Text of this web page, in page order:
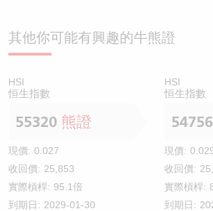
其他你可能有興趣的牛熊證
HSI
恒生指數
55320 熊證
現價: 0.027
收回價: 25,853
實際槓桿: 95.1倍
到期日: 2029-01-30
HSI
恒生指數
54756
現價:
收回價:
實際槓桿:
到期日: